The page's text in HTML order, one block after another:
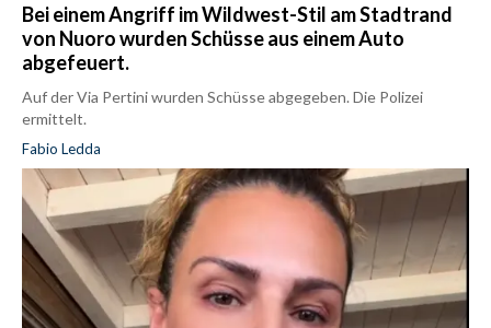
Bei einem Angriff im Wildwest-Stil am Stadtrand
von Nuoro wurden Schüsse aus einem Auto
abgefeuert.
Auf der Via Pertini wurden Schüsse abgegeben. Die Polizei
ermittelt.
Fabio Ledda